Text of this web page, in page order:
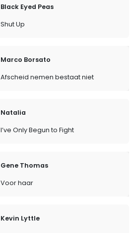
Black Eyed Peas
Shut Up
Marco Borsato
Afscheid nemen bestaat niet
Natalia
I’ve Only Begun to Fight
Gene Thomas
Voor haar
Kevin Lyttle